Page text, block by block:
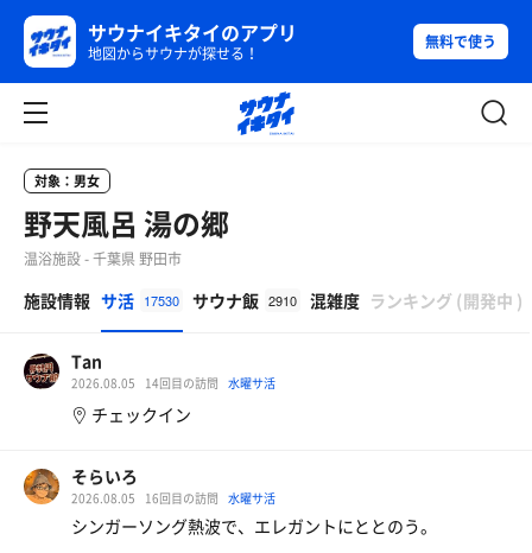
サウナイキタイのアプリ
地図からサウナが探せる！
無料で使う
対象：男女
野天風呂 湯の郷
温浴施設 - 千葉県 野田市
施設情報 サ活 17530 サウナ飯 2910 混雑度 ランキング (開発中 )
Tan
2026.08.05 14回目の訪問 水曜サ活
チェックイン
そらいろ
2026.08.05 16回目の訪問 水曜サ活
シンガーソング熱波で、エレガントにととのう。